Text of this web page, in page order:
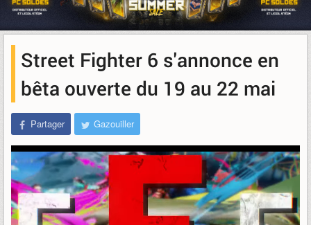
Street Fighter 6 s'annonce en
bêta ouverte du 19 au 22 mai
Partager Gazouiller